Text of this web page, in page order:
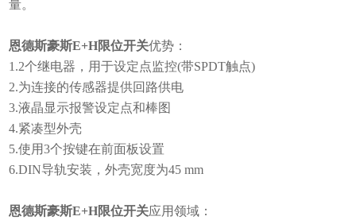
量。
恩德斯豪斯E+H限位开关优势：
1.2个继电器，用于设定点监控(带SPDT触点)
2.为连接的传感器提供回路供电
3.液晶显示报警设定点和棒图
4.紧凑型外壳
5.使用3个按键在前面板设置
6.DIN导轨安装，外壳宽度为45 mm
恩德斯豪斯E+H限位开关应用领域：